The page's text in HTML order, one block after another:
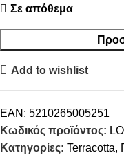
Σε απόθεμα
Add to wishlist
EAN: 5210265005251
Κωδικός προϊόντος:
Κατηγορίες: Terracotta,